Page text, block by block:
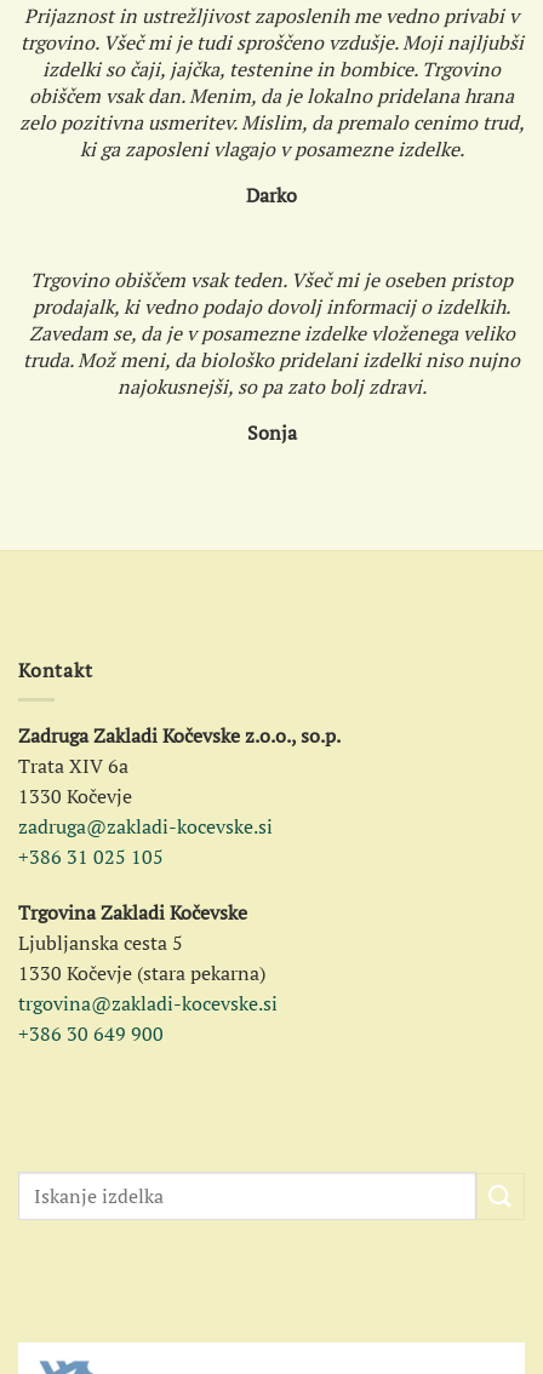
Prijaznost in ustrežljivost zaposlenih me vedno privabi v
trgovino. Všeč mi je tudi sproščeno vzdušje. Moji najljubši
izdelki so čaji, jajčka, testenine in bombice. Trgovino
obiščem vsak dan. Menim, da je lokalno pridelana hrana
zelo pozitivna usmeritev. Mislim, da premalo cenimo trud,
ki ga zaposleni vlagajo v posamezne izdelke.
Darko
Trgovino obiščem vsak teden. Všeč mi je oseben pristop
prodajalk, ki vedno podajo dovolj informacij o izdelkih.
Zavedam se, da je v posamezne izdelke vloženega veliko
truda. Mož meni, da biološko pridelani izdelki niso nujno
najokusnejši, so pa zato bolj zdravi.
Sonja
Kontakt
Zadruga Zakladi Kočevske z.o.o., so.p.
Trata XIV 6a
1330 Kočevje
zadruga@zakladi-kocevske.si
+386 31 025 105
Trgovina Zakladi Kočevske
Ljubljanska cesta 5
1330 Kočevje (stara pekarna)
trgovina@zakladi-kocevske.si
+386 30 649 900